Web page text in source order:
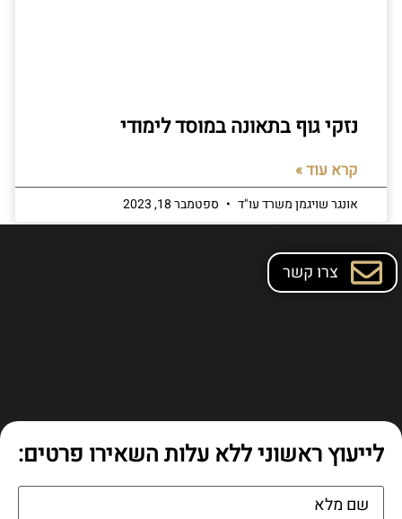
נזקי גוף בתאונה במוסד לימודי
קרא עוד »
אונגר שויגמן משרד עו"ד ספטמבר 18, 2023
לייעוץ ראשוני ללא עלות השאירו פרטים:
צרו קשר